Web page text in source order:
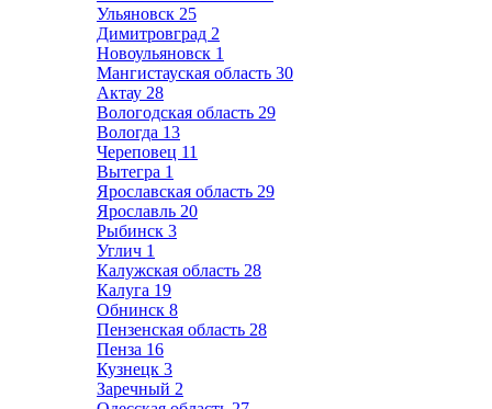
Ульяновск 25
Димитровград 2
Новоульяновск 1
Мангистауская область 30
Актау 28
Вологодская область 29
Вологда 13
Череповец 11
Вытегра 1
Ярославская область 29
Ярославль 20
Рыбинск 3
Углич 1
Калужская область 28
Калуга 19
Обнинск 8
Пензенская область 28
Пенза 16
Кузнецк 3
Заречный 2